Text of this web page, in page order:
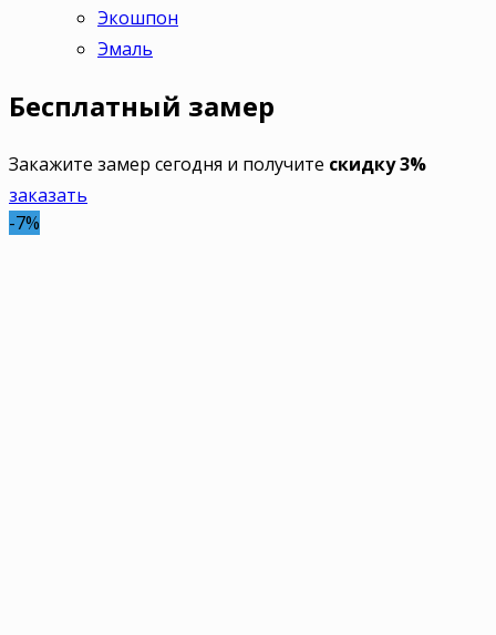
Экошпон
Эмаль
Бесплатный замер
Закажите замер сегодня и получите скидку 3%
заказать
-7%